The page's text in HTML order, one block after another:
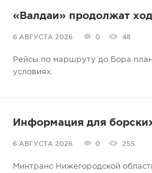
«Валдаи» продолжат
6 АВГУСТА 2026 0 48
Рейсы по маршруту до Бора
условиях.
Информация для
6 АВГУСТА 2026 0 255
Минтранс Нижегородской